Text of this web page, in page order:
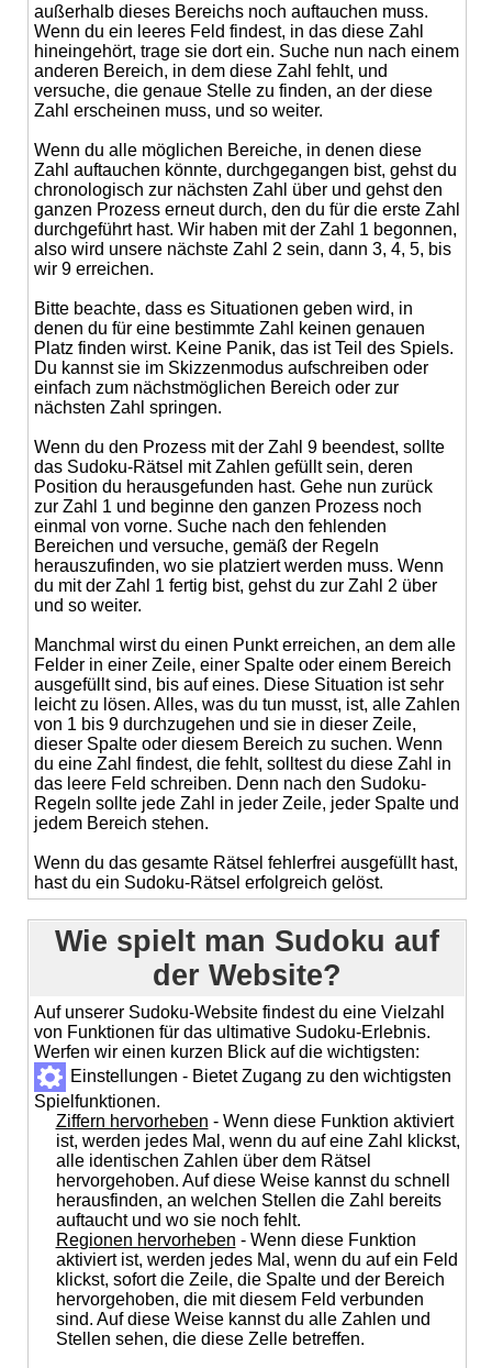
außerhalb dieses Bereichs noch auftauchen muss.
Wenn du ein leeres Feld findest, in das diese Zahl
hineingehört, trage sie dort ein. Suche nun nach einem
anderen Bereich, in dem diese Zahl fehlt, und
versuche, die genaue Stelle zu finden, an der diese
Zahl erscheinen muss, und so weiter.
Wenn du alle möglichen Bereiche, in denen diese
Zahl auftauchen könnte, durchgegangen bist, gehst du
chronologisch zur nächsten Zahl über und gehst den
ganzen Prozess erneut durch, den du für die erste Zahl
durchgeführt hast. Wir haben mit der Zahl 1 begonnen,
also wird unsere nächste Zahl 2 sein, dann 3, 4, 5, bis
wir 9 erreichen.
Bitte beachte, dass es Situationen geben wird, in
denen du für eine bestimmte Zahl keinen genauen
Platz finden wirst. Keine Panik, das ist Teil des Spiels.
Du kannst sie im Skizzenmodus aufschreiben oder
einfach zum nächstmöglichen Bereich oder zur
nächsten Zahl springen.
Wenn du den Prozess mit der Zahl 9 beendest, sollte
das Sudoku-Rätsel mit Zahlen gefüllt sein, deren
Position du herausgefunden hast. Gehe nun zurück
zur Zahl 1 und beginne den ganzen Prozess noch
einmal von vorne. Suche nach den fehlenden
Bereichen und versuche, gemäß der Regeln
herauszufinden, wo sie platziert werden muss. Wenn
du mit der Zahl 1 fertig bist, gehst du zur Zahl 2 über
und so weiter.
Manchmal wirst du einen Punkt erreichen, an dem alle
Felder in einer Zeile, einer Spalte oder einem Bereich
ausgefüllt sind, bis auf eines. Diese Situation ist sehr
leicht zu lösen. Alles, was du tun musst, ist, alle Zahlen
von 1 bis 9 durchzugehen und sie in dieser Zeile,
dieser Spalte oder diesem Bereich zu suchen. Wenn
du eine Zahl findest, die fehlt, solltest du diese Zahl in
das leere Feld schreiben. Denn nach den Sudoku-
Regeln sollte jede Zahl in jeder Zeile, jeder Spalte und
jedem Bereich stehen.
Wenn du das gesamte Rätsel fehlerfrei ausgefüllt hast,
hast du ein Sudoku-Rätsel erfolgreich gelöst.
Wie spielt man Sudoku auf
der Website?
Auf unserer Sudoku-Website findest du eine Vielzahl
von Funktionen für das ultimative Sudoku-Erlebnis.
Werfen wir einen kurzen Blick auf die wichtigsten:
Einstellungen - Bietet Zugang zu den wichtigsten
Spielfunktionen.
Ziffern hervorheben - Wenn diese Funktion aktiviert
ist, werden jedes Mal, wenn du auf eine Zahl klickst,
alle identischen Zahlen über dem Rätsel
hervorgehoben. Auf diese Weise kannst du schnell
herausfinden, an welchen Stellen die Zahl bereits
auftaucht und wo sie noch fehlt.
Regionen hervorheben - Wenn diese Funktion
aktiviert ist, werden jedes Mal, wenn du auf ein Feld
klickst, sofort die Zeile, die Spalte und der Bereich
hervorgehoben, die mit diesem Feld verbunden
sind. Auf diese Weise kannst du alle Zahlen und
Stellen sehen, die diese Zelle betreffen.